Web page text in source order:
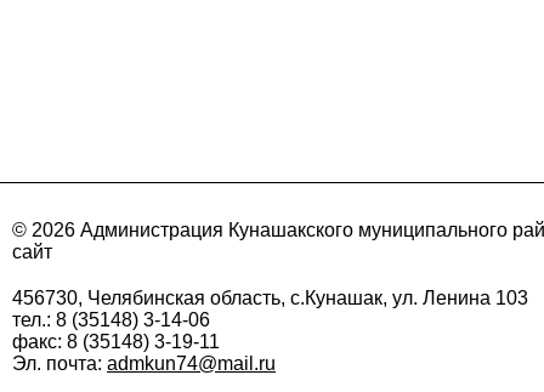
© 2026 Администрация Кунашакского муниципального
сайт
456730, Челябинская область, с.Кунашак, ул. Ленина 103
тел.: 8 (35148) 3-14-06
факс: 8 (35148) 3-19-11
Эл. почта: admkun74@mail.ru